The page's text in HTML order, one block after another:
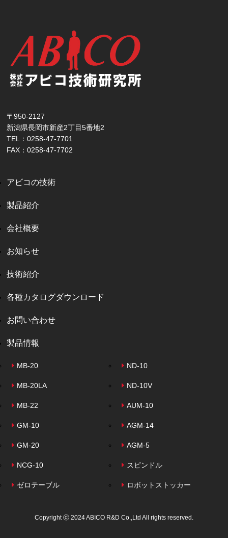
〒950-2127
新潟県長岡市新産2丁目5番地2
TEL：0258-47-7701
FAX：0258-47-7702
アビコの技術
製品紹介
会社概要
お知らせ
技術紹介
各種カタログダウンロード
お問い合わせ
製品情報
MB-20 ND-10
MB-20LA ND-10V
MB-22 AUM-10
GM-10 AGM-14
GM-20 AGM-5
NCG-10 スピンドル
ゼロテーブル ロボットストッカー
Copyright ⓒ 2024 ABICO R&D Co.,Ltd All rights reserved.